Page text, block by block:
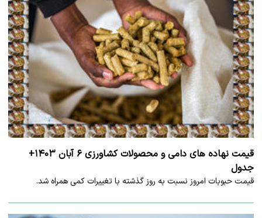
قیمت نهاده های دامی و محصولات کشاورزی ۶ آبان ۱۴۰۳+
جدول
قیمت حبوبات امروز نسبت به روز گذشته با تغییرات کمی همراه شد.